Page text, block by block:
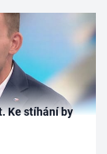
Ke stíhání by